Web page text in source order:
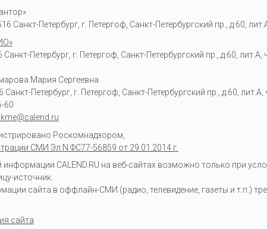
Санкт-Петербург, г. Петергоф, Санкт-Петербургский пр., д.60,
Петербург, г. Петергоф, Санкт-Петербургский пр., д.60,
Мария Сергеевна
Санкт-Петербург, г. Петергоф Санкт-Петербургский пр., д.60,
60
Роскомнадзором,
СМИ Эл.N ФС77-56859 от 29.01.2014 г.
CALEND.RU на веб-сайтах возможно только при
источник.
сайта в оффлайн-СМИ (радио, телевидение, газеты и т.п.)
сайта